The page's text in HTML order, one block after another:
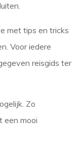
met tips en tricks
Voor iedere
reisgids ter
Zo
een mooi